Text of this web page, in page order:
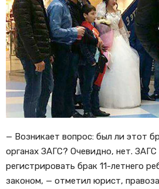
— Возникает вопрос: был ли этот
органах ЗАГС? Очевидно, нет. ЗАГС
регистрировать брак 11-летнего
законом, — отметил юрист,